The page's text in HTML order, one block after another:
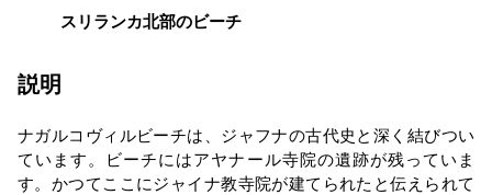
スリランカ北部のビーチ
説明
ナガルコヴィルビーチは、ジャフナの古代史と深く結びつい
ています。ビーチにはアヤナール寺院の遺跡が残っていま
す。かつてここにジャイナ教寺院が建てられたと伝えられて